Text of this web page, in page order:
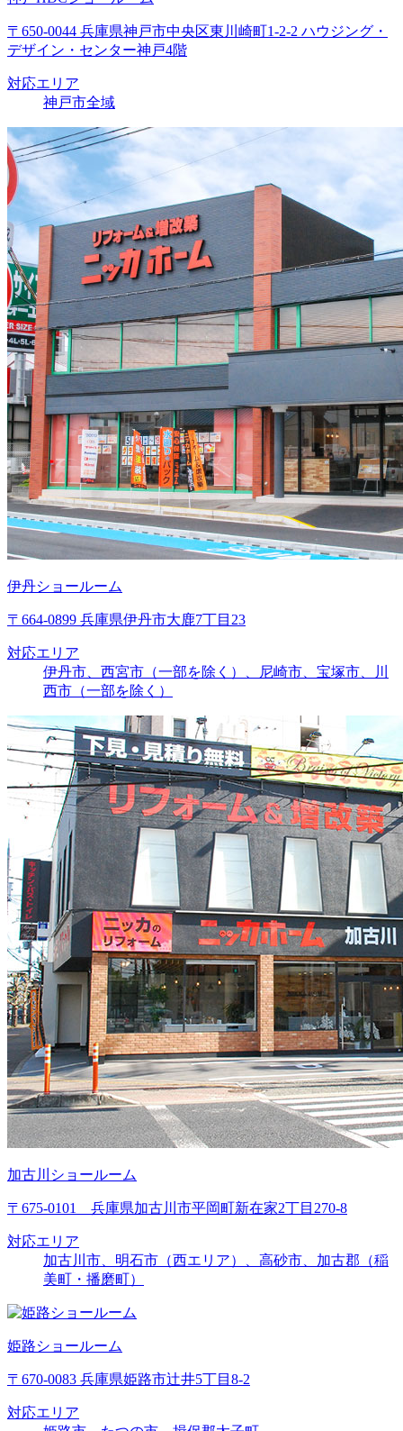
〒650-0044 兵庫県神戸市中央区東川崎町1-2-2 ハウジング・
デザイン・センター神戸4階
対応エリア
神戸市全域
伊丹ショールーム
〒664-0899 兵庫県伊丹市大鹿7丁目23
対応エリア
伊丹市、西宮市（一部を除く）、尼崎市、宝塚市、川
西市（一部を除く）
加古川ショールーム
〒675-0101 兵庫県加古川市平岡町新在家2丁目270-8
対応エリア
加古川市、明石市（西エリア）、高砂市、加古郡（稲
美町・播磨町）
姫路ショールーム
〒670-0083 兵庫県姫路市辻井5丁目8-2
対応エリア